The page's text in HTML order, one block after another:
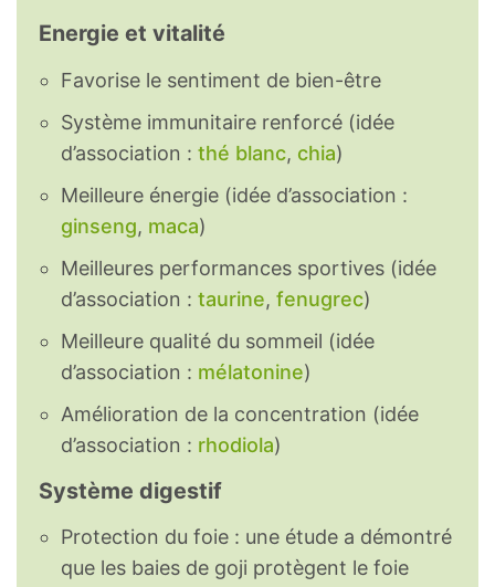
Energie et vitalité
Favorise le sentiment de bien-être
Système immunitaire renforcé (idée
d’association : thé blanc, chia)
Meilleure énergie (idée d’association :
ginseng, maca)
Meilleures performances sportives (idée
d’association : taurine, fenugrec)
Meilleure qualité du sommeil (idée
d’association : mélatonine)
Amélioration de la concentration (idée
d’association : rhodiola)
Système digestif
Protection du foie : une étude a démontré
que les baies de goji protègent le foie